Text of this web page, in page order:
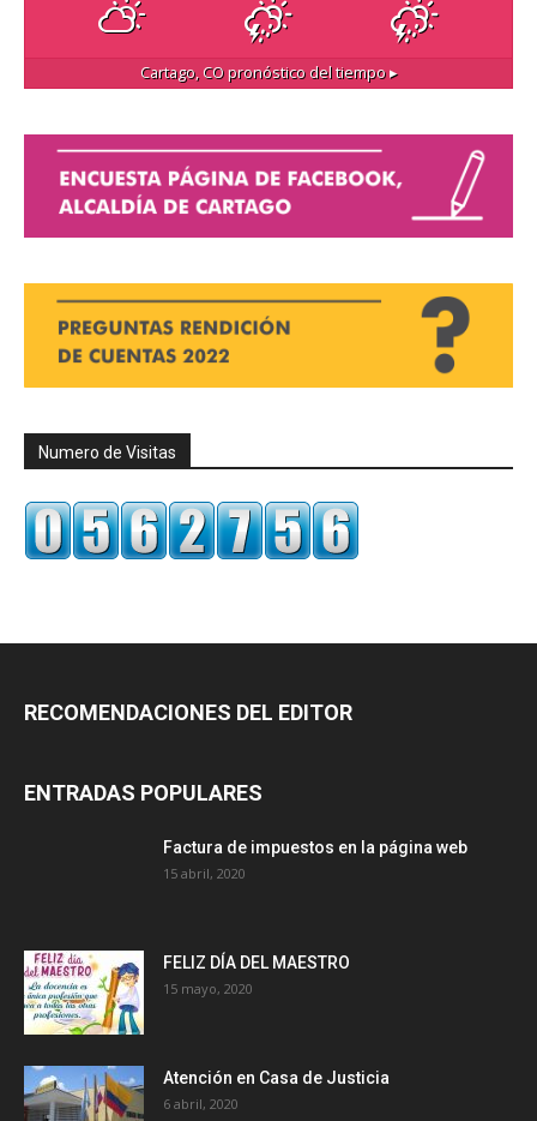
Cartago, COpronóstico del tiempo ▸
Numero de Visitas
RECOMENDACIONES DEL EDITOR
ENTRADAS POPULARES
Factura de impuestos en la página web
15 abril, 2020
FELIZ DÍA DEL MAESTRO
15 mayo, 2020
Atención en Casa de Justicia
6 abril, 2020